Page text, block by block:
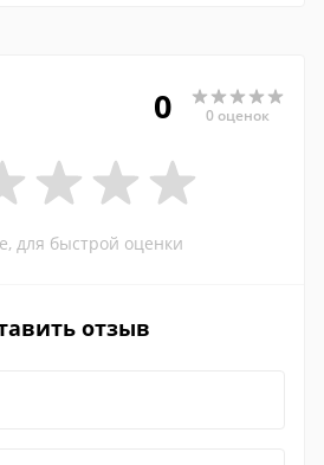
0 0 оценок
для быстрой оценки
отзыв